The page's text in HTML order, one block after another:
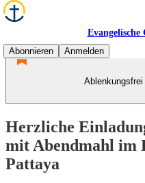
Evangelische
Abonnieren
Anmelden
Herzliche
mit Abendmahl im
Pattaya